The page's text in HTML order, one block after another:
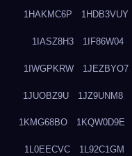
1HAKMC6P 1HDB3VUY
1IASZ8H3 1IF86W04
1IWGPKRW 1JEZBYO7
1JUOBZ9U 1JZ9UNM8
1KMG68BO 1KQW0D9E
1L0EECVC 1L92C1GM